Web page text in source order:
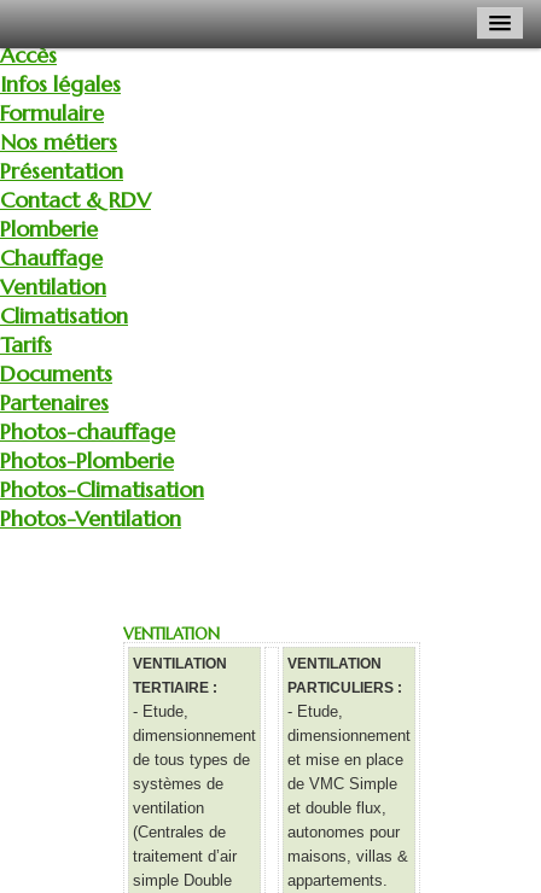
Accès
Infos légales
Formulaire
Nos métiers
Présentation
Contact & RDV
Plomberie
Chauffage
Ventilation
Climatisation
Tarifs
Documents
Partenaires
Photos-chauffage
Photos-Plomberie
Photos-Climatisation
Photos-Ventilation
VENTILATION
VENTILATION
TERTIAIRE :
- Etude,
dimensionnement
de tous types de
systèmes de
ventilation
(Centrales de
traitement d’air
simple Double
VENTILATION
PARTICULIERS :
- Etude,
dimensionnement
et mise en place
de VMC Simple
et double flux,
autonomes pour
maisons, villas &
appartements.